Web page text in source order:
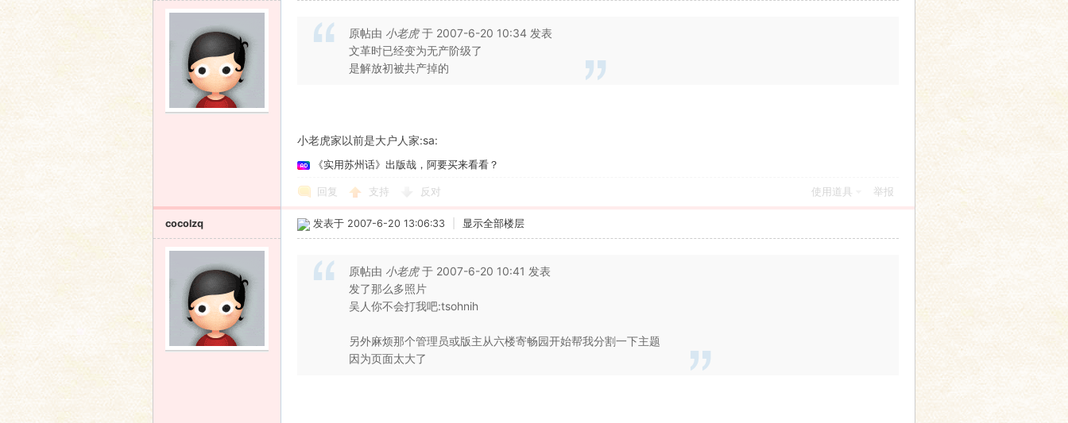
原帖由 小老虎于 2007-6-20 10:34 发表
文革时已经变为无产阶级了
是解放初被共产掉的
小老虎家以前是大户人家:sa:
《实用苏州话》出版哉，阿要买来看看？
回复 支持 反对 使用道具 举报
cocolzq 发表于 2007-6-20 13:06:33 显示全部楼层
原帖由 小老虎于 2007-6-20 10:41 发表
发了那么多照片
吴人你不会打我吧:tsohnih
另外麻烦那个管理员或版主从六楼寄畅园开始帮我分割一下主题
因为页面太大了